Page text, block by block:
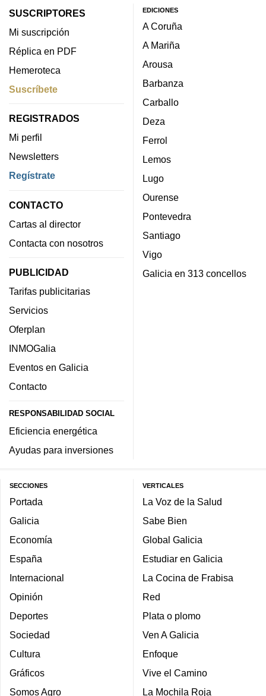
SUSCRIPTORES
Mi suscripción
Réplica en PDF
Hemeroteca
Suscríbete
REGISTRADOS
Mi perfil
Newsletters
Regístrate
CONTACTO
Cartas al director
Contacta con nosotros
PUBLICIDAD
Tarifas publicitarias
Servicios
Oferplan
INMOGalia
Eventos en Galicia
Contacto
RESPONSABILIDAD SOCIAL
Eficiencia energética
Ayudas para inversiones
EDICIONES
A Coruña
A Mariña
Arousa
Barbanza
Carballo
Deza
Ferrol
Lemos
Lugo
Ourense
Pontevedra
Santiago
Vigo
Galicia en 313 concellos
SECCIONES
Portada
Galicia
Economía
España
Internacional
Opinión
Deportes
Sociedad
Cultura
Gráficos
Somos Agro
VERTICALES
La Voz de la Salud
Sabe Bien
Global Galicia
Estudiar en Galicia
La Cocina de Frabisa
Red
Plata o plomo
Ven A Galicia
Enfoque
Vive el Camino
La Mochila Roja